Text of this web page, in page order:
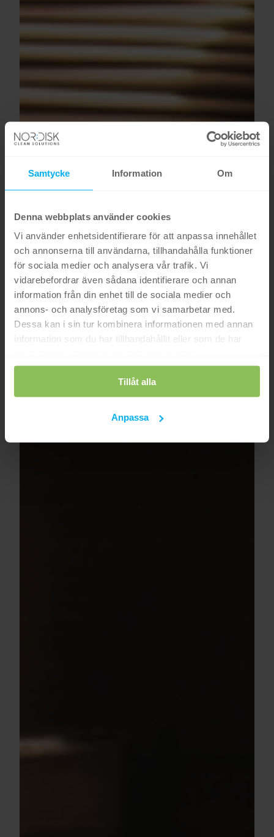
Samtycke Information Om
Denna webbplats använder cookies
Vi använder enhetsidentifierare för att anpassa innehållet
och annonserna till användarna, tillhandahålla funktioner
för sociala medier och analysera vår trafik. Vi
vidarebefordrar även sådana identifierare och annan
information från din enhet till de sociala medier och
annons- och analysföretag som vi samarbetar med.
Dessa kan i sin tur kombinera informationen med annan
information som du har tillhandahållit eller som de har
Tillåt alla
Anpassa